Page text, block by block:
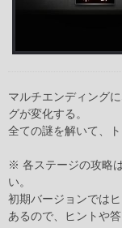
マルチエンディング
グが変化する。
全ての謎を解いて、
※ 各ステージの攻略
い。
初期バージョンでは
あるので、ヒントや